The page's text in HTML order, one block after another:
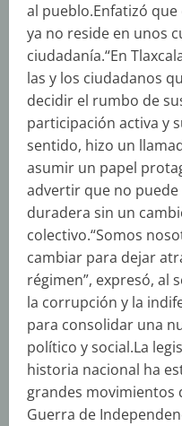
al pueblo.Enfatizó
ya no reside en unos
ciudadanía.“En
las y los ciudadanos
decidir el rumbo de
participación activa y
sentido, hizo un
asumir un papel
advertir que no
duradera sin un
colectivo.“Somos
cambiar para dejar
régimen”, expresó, al
la corrupción y la
para consolidar una
político y social.La
historia nacional ha
grandes movimientos
Guerra de